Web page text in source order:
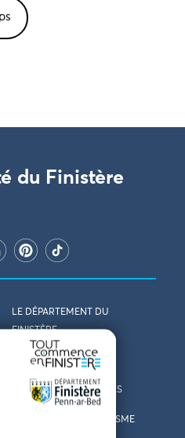
du Finistère
LE DÉPARTEMENT DU
FINISTÈRE
VENIR EN FINISTÈRE
CARTES ET BROCHURES
LES OFFICES DE TOURISME